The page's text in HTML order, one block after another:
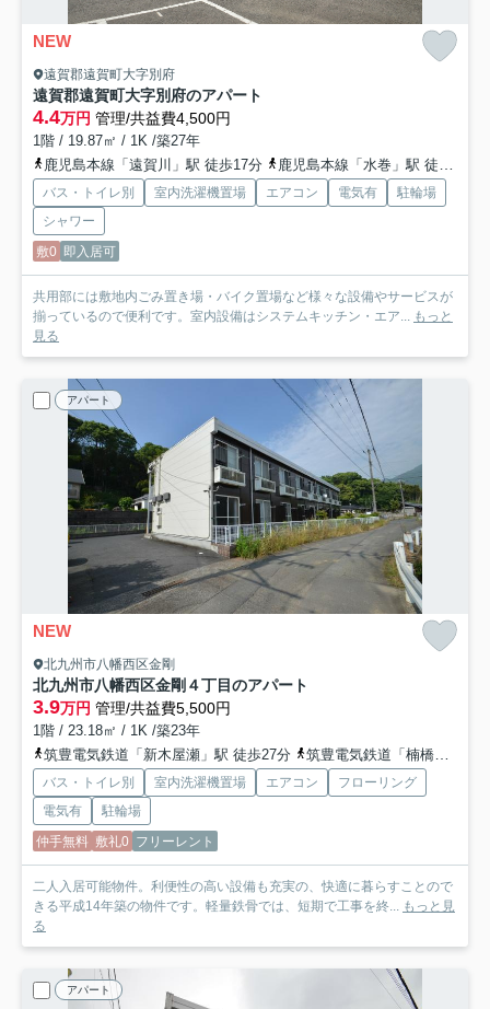
NEW
遠賀郡遠賀町大字別府
遠賀郡遠賀町大字別府のアパート
4.4万円 管理/共益費4,500円
1階 / 19.87㎡ / 1K /築27年
鹿児島本線「遠賀川」駅 徒歩17分
鹿児島本線「水巻」駅 徒歩37分
バス・トイレ別 室内洗濯機置場 エアコン 電気有
駐輪場
シャワー
敷0 即入居可
共用部には敷地内ごみ置き場・バイク置場など様々な設備やサービスが
揃っているので便利です。室内設備はシステムキッチン・エア... もっと
見る
アパート
NEW
北九州市八幡西区金剛
北九州市八幡西区金剛４丁目のアパート
3.9万円 管理/共益費5,500円
1階 / 23.18㎡ / 1K /築23年
筑豊電気鉄道「新木屋瀬」駅 徒歩27分
筑豊電気鉄道「楠橋」駅 徒歩28分
バス・トイレ別 室内洗濯機置場 エアコン
フローリング
電気有
駐輪場
仲手無料 敷礼0 フリーレント
二人入居可能物件。利便性の高い設備も充実の、快適に暮らすことので
きる平成14年築の物件です。軽量鉄骨では、短期で工事を終... もっと見
る
アパート